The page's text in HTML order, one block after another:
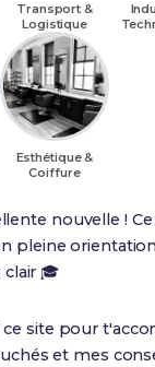
Transport &
Logistique
Esthétique &
Coiffure
nouvelle !
pleine
🎓
site pour
et mes